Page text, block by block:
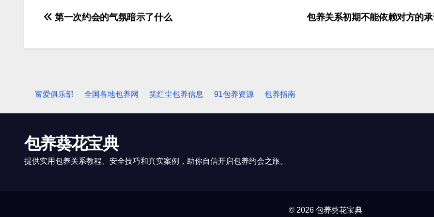
包养关系初期不能依赖对方的
第一次约会的气氛暗示了什么
富爱俱乐部 全国各地包养网 笑红尘包养信息 91包养资源 包养指南
包养葵花宝典
提供实用包养关系教程、安全技巧和真实案例，助你自信开启包养约会之旅。
© 2026 包养葵花宝典